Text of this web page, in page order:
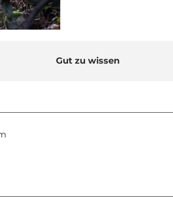
Gut zu wissen